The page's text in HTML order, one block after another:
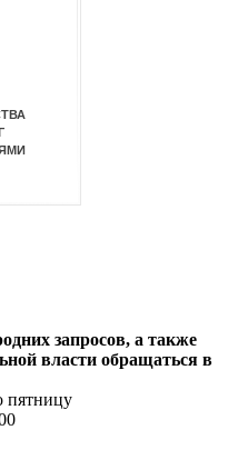
запросов, а также
власти обращаться в
пятницу